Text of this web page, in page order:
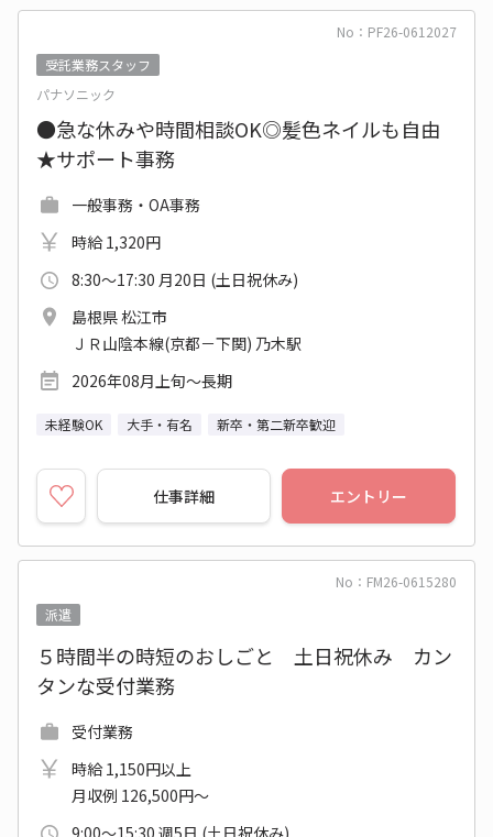
No：PF26-0612027
受託業務スタッフ
パナソニック
●急な休みや時間相談OK◎髪色ネイルも自由
★サポート事務
一般事務・OA事務
時給 1,320円
8:30～17:30 月20日 (土日祝休み)
島根県 松江市
ＪＲ山陰本線(京都－下関) 乃木駅
2026年08月上旬～長期
未経験OK 大手・有名 新卒・第二新卒歓迎
仕事詳細 エントリー
No：FM26-0615280
派遣
５時間半の時短のおしごと 土日祝休み カン
タンな受付業務
受付業務
時給 1,150円以上
月収例 126,500円～
9:00～15:30 週5日 (土日祝休み)